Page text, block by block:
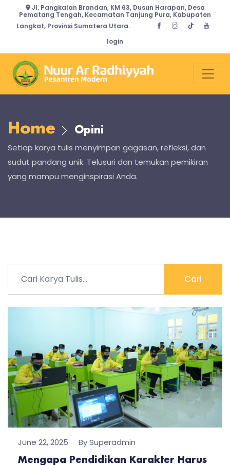
Jl. Pangkalan Brandan, KM 63, Dusun Harapan, Desa
Pematang Tengah, Kecamatan Tanjung Pura, Kabupaten
Langkat, Provinsi Sumatera Utara.
login
Home Opini
Setiap karya tulis menyimpan gagasan, refleksi, dan
sudut pandang unik. Telusuri dan temukan pemikiran
yang mampu menginspirasi Anda.
Cari
June 22, 2025 By Superadmin
Mengapa Pendidikan Karakter Harus